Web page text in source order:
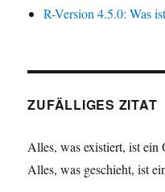
R-Version 4.5.0: Was
ZUFÄLLIGES ZITAT
Alles, was existiert, ist ein
Alles, was geschieht, ist